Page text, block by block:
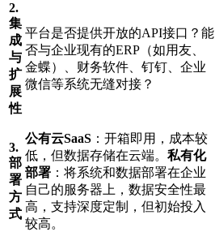
2.
集
成
与
扩
展
性
平台是否提供开放的API接口？能
否与企业现有的ERP（如用友、
金蝶）、财务软件、钉钉、企业
微信等系统无缝对接？
3.
部
署
方
式
公有云SaaS ：开箱即用，成本较
低，但数据存储在云端。 私有化
部署 ：将系统和数据部署在企业
自己的服务器上，数据安全性最
高，支持深度定制，但初始投入
较高。